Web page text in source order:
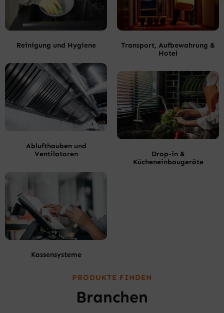
Reinigung und Hygiene
Ablufthauben und
Ventilatoren
Kassensysteme
Transport, Aufbewahrung &
Hotel
Drop-in &
Kücheneinbaugeräte
PRODUKTE FINDEN
Branchen